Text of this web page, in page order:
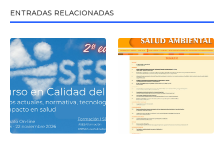
ENTRADAS RELACIONADAS